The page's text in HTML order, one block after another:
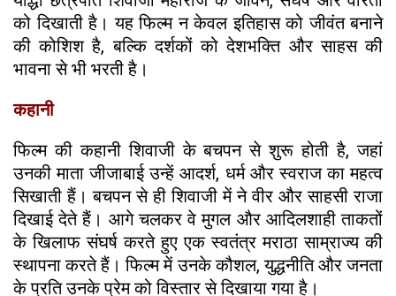
को दिखाती है। यह फिल्म न केवल इतिहास को जीवंत बनाने
की कोशिश है, बल्कि दर्शकों को देशभक्ति और साहस की
भावना से भी भरती है।
कहानी
फिल्म की कहानी शिवाजी के बचपन से शुरू होती है, जहां
उनकी माता जीजाबाई उन्हें आदर्श, धर्म और स्वराज का महत्व
सिखाती हैं। बचपन से ही शिवाजी में ने वीर और साहसी राजा
दिखाई देते हैं। आगे चलकर वे मुगल और आदिलशाही ताकतों
के खिलाफ संघर्ष करते हुए एक स्वतंत्र मराठा साम्राज्य की
स्थापना करते हैं। फिल्म में उनके कौशल, युद्धनीति और जनता
के प्रति उनके प्रेम को विस्तार से दिखाया गया है।